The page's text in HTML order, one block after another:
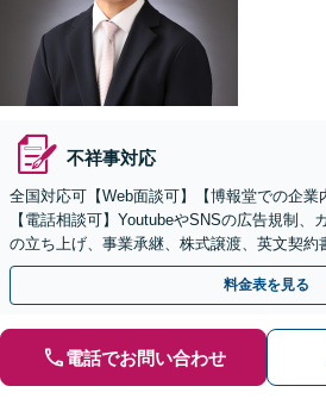
不祥事対応
全国対応可【Web面談可】【博報堂での企業
【電話相談可】YoutubeやSNSの広告規制、
の立ち上げ、事業承継、株式譲渡、英文契約
ー・ドラフトなどに対応。
料金表を見る
電話でお問い合わせ